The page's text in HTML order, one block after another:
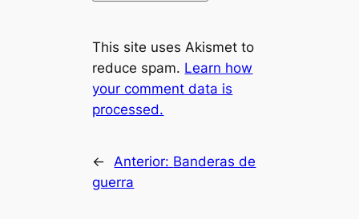
This site uses Akismet to
reduce spam. Learn how
your comment data is
processed.
← Anterior: Banderas de
guerra